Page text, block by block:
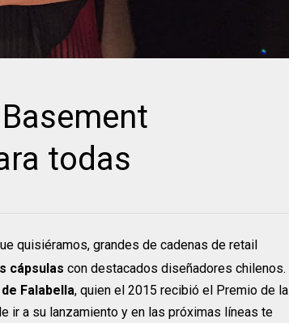
todas
quisiéramos, grandes de cadenas de retail
cápsulas con destacados diseñadores chilenos.
de Falabella, quien el 2015 recibió el Premio de la
ir a su lanzamiento y en las próximas líneas te